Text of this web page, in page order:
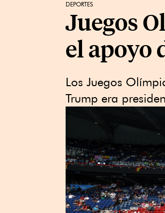
DEPORTES
Juegos
el apoyo
Los Juegos
Trump era